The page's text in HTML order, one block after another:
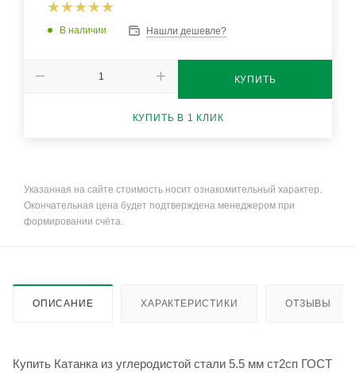
В наличии Нашли дешевле?
КУПИТЬ
КУПИТЬ В 1 КЛИК
Указанная на сайте стоимость носит ознакомительный характер.
Окончательная цена будет подтверждена менеджером при
формировании счёта.
ОПИСАНИЕ ХАРАКТЕРИСТИКИ ОТЗЫВЫ
Купить Катанка из углеродистой стали 5.5 мм ст2сп ГОСТ